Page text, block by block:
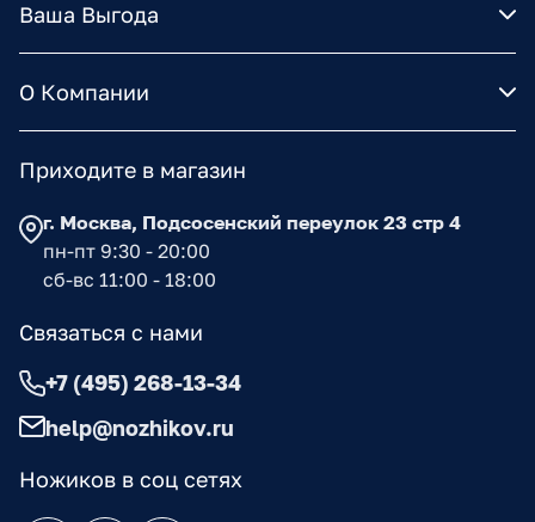
Ваша Выгода
О Компании
Ножиков в соц сетях
Приходите в магазин
г. Москва, Подсосенский переулок 23 стр 4
пн-пт 9:30 - 20:00
сб-вс 11:00 - 18:00
Связаться с нами
+7 (495) 268-13-34
help@nozhikov.ru